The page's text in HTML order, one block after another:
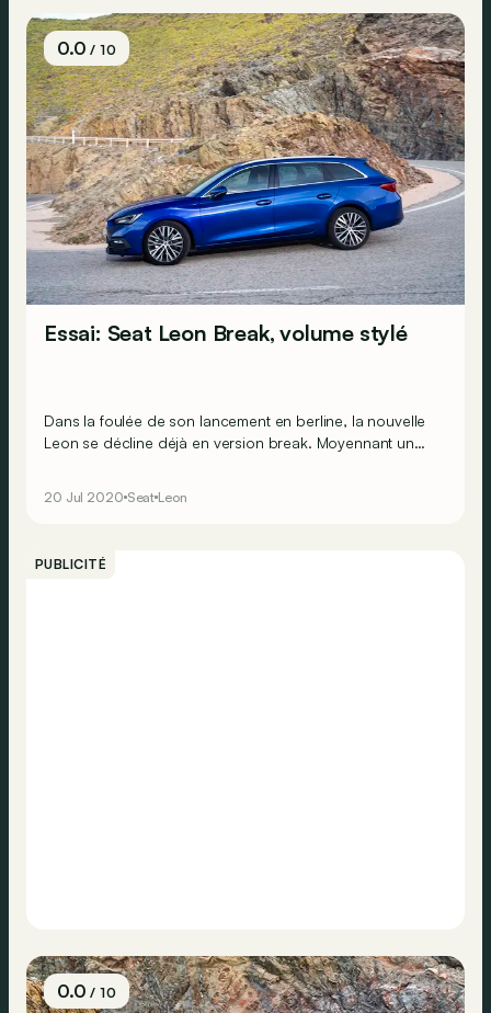
0.0/ 10
Essai: Seat Leon Break, volume stylé
Dans la foulée de son lancement en berline, la nouvelle
Leon se décline déjà en version break. Moyennant un
20 Jul 2020 Seat Leon
PUBLICITÉ
0.0/ 10